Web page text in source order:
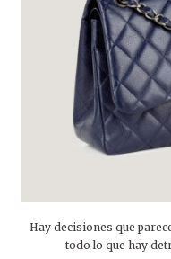
Hay decisiones que
todo lo que hay